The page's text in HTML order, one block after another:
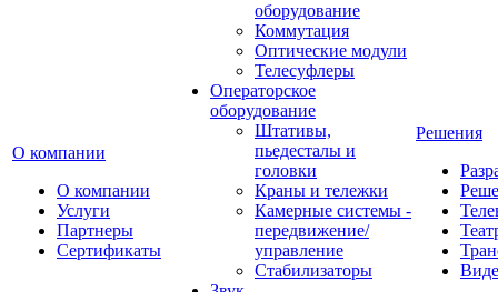
О компании
О компании
Услуги
Партнеры
Сертификаты
оборудование
Коммутация
Оптические модули
Телесуфлеры
Операторское
оборудование
Штативы,
пьедесталы и
головки
Краны и тележки
Камерные системы -
передвижение/
управление
Стабилизаторы
Решения